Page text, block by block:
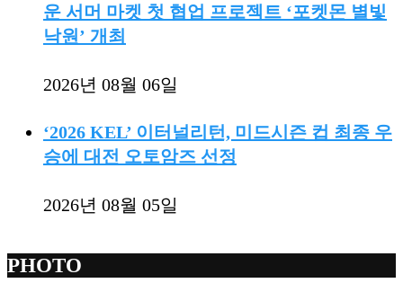
운 서머 마켓 첫 협업 프로젝트 ‘포켓몬 별빛
낙원’ 개최
2026년 08월 06일
‘2026 KEL’ 이터널리턴, 미드시즌 컵 최종 우
승에 대전 오토암즈 선정
2026년 08월 05일
PHOTO